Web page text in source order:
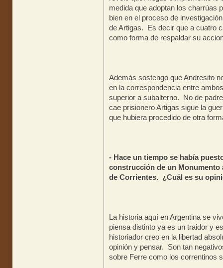
medida que adoptan los
bien en el proceso de
de Artigas. Es decir que a cuatro
como forma de respaldar su
Además sostengo que Andresito
en la correspondencia entre
superior a subalterno. No de
cae prisionero Artigas sigue la
que hubiera procedido de otra
- Hace un tiempo se había
construcción de un Monumento
de Corrientes. ¿Cuál es su
La historia aquí en Argentina se
piensa distinto ya es un traidor y
historiador creo en la libertad
opinión y pensar. Son tan
sobre Ferre como los correntinos